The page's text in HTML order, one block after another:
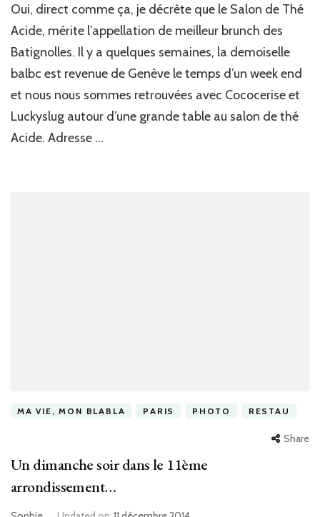
Oui, direct comme ça, je décrète que le Salon de Thé
Acide, mérite l’appellation de meilleur brunch des
Batignolles. Il y a quelques semaines, la demoiselle
balbc est revenue de Genève le temps d’un week end
et nous nous sommes retrouvées avec Cococerise et
Luckyslug autour d’une grande table au salon de thé
Acide. Adresse …
MA VIE, MON BLABLA PARIS PHOTO RESTAU
Share
Un dimanche soir dans le 11ème
arrondissement…